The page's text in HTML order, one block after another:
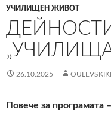
УЧИЛИЩЕН ЖИВОТ
26.10.2025
Повече за програмата